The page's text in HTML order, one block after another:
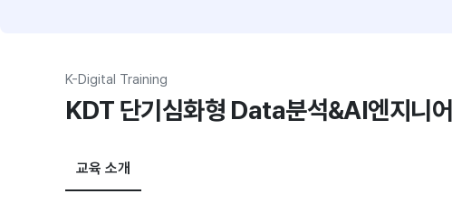
지
K-Digital Training
KDT 단기심화형 Data분석&AI엔지니
교육 소개